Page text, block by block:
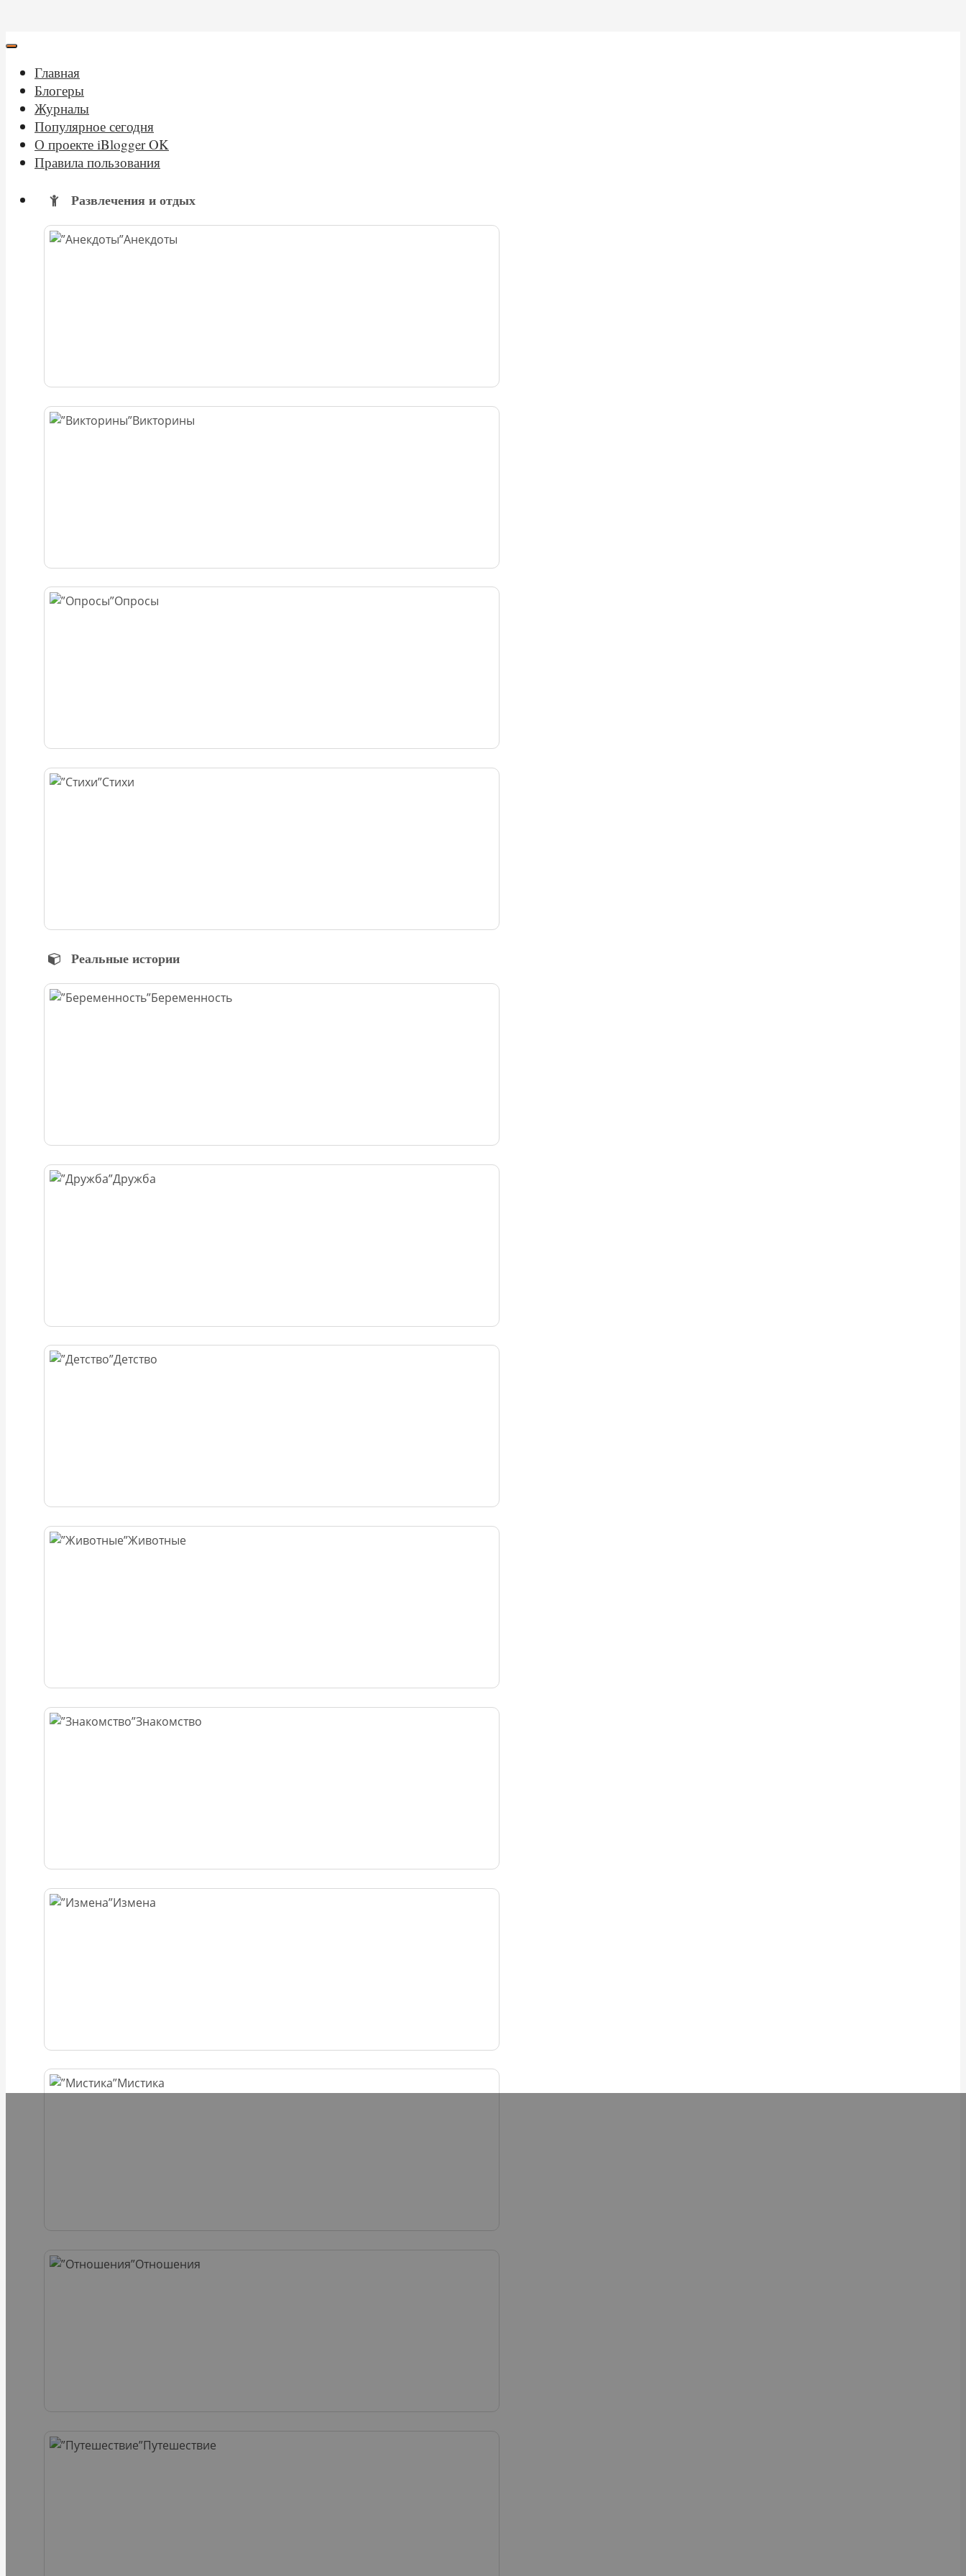
Главная
Блогеры
Журналы
Популярное сегодня
О проекте iBlogger OK
Правила пользования
Развлечения и отдых
Анекдоты
Викторины
Опросы
Стихи
Реальные истории
Беременность
Дружба
Детство
Животные
Знакомство
Измена
Мистика
Отношения
Путешествие